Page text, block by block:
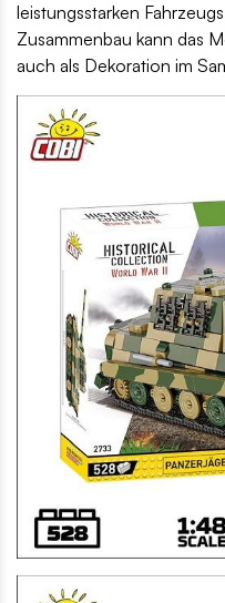
leistungsstarken
Zusammenbau kann das
auch als Dekoration im